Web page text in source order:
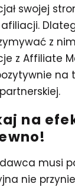
swojej
z
z Affiliate
na
na
musi
nie